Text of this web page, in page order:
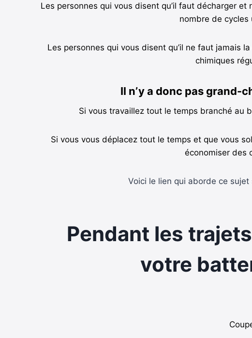
Les personnes qui vous disent qu’il faut décharger
nombre de cycles
Les personnes qui vous disent qu’il ne faut jamais
chimiques
Il n’y a donc pas grand-
Si vous travaillez tout le temps branché au
Si vous vous déplacez tout le temps et que vous
économiser des
Voici le lien qui aborde ce sujet
Pendant les
votre